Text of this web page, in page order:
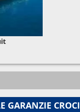
GARANZIE